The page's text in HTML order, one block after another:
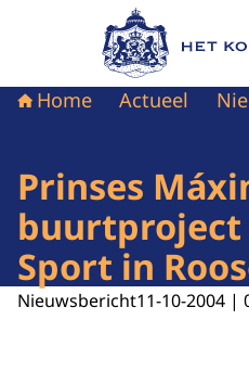
Naar de
Home Actueel
Prinses
buurtproject
Sport in
Nieuwsbericht11-10-2004 |